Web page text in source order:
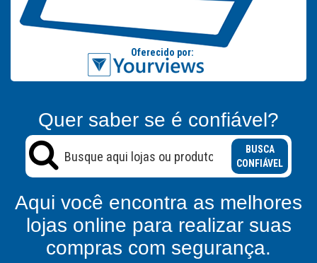
Quer saber se é confiável?
BUSCA
CONFIÁVEL
Aqui você encontra as melhores
lojas online para realizar suas
compras com segurança.